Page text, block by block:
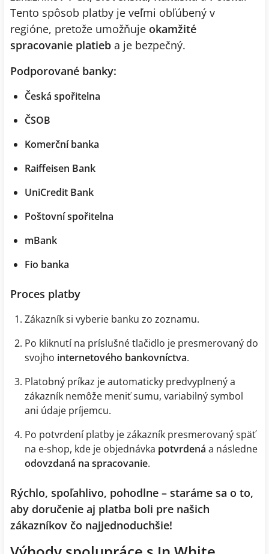
Tento spôsob platby je veľmi obľúbený v
regióne, pretože umožňuje okamžité
spracovanie platieb a je bezpečný.
Podporované banky:
Česká spořitelna
ČSOB
Komerční banka
Raiffeisen Bank
UniCredit Bank
Poštovní spořitelna
mBank
Fio banka
Proces platby
Zákazník si vyberie banku zo zoznamu.
Po kliknutí na príslušné tlačidlo je presmerovaný do
svojho internetového bankovníctva.
Platobný príkaz je automaticky predvyplnený a
zákazník nemôže meniť sumu, variabilný symbol
ani údaje príjemcu.
Po potvrdení platby je zákazník presmerovaný späť
na e-shop, kde je objednávka potvrdená a následne
odovzdaná na spracovanie.
Rýchlo, spoľahlivo, pohodlne – staráme sa o to,
aby doručenie aj platba boli pre našich
zákazníkov čo najjednoduchšie!